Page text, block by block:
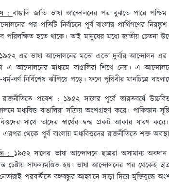
:বাঙালি জাতি ভাষা আন্দোলনের পর বুঝতে পারে পশ্চিম
পর প্রতিটি নির্বাচনে পূর্ব বাংলার প্রার্থিগণের
পরিলক্ষিত হতে থাকে। তাই মানুষের মধ্যে জাতীয় চেতনা
১৯৫২ এর ভাষা আন্দোলনের মতো এতো দুর্বার আন্দোলন এর
আন্দোলনের মাধ্যমে বাঙালিরা শিখে নেয়। এ
ধর্ম-বর্ণ নির্বিশেষ ঝাঁপিয়ে পড়ে। ফলে পৃথিবীর মানচিত্রে
রাজনীতিতে প্রবেশ :১৯৫২ সালের পূর্বে ভারতবর্ষে
মধ্যবিত্ত বাঙালিরা সক্রিয় অংশগ্রহণ করে। পাকিস্তান
সাথে তাদের স্বার্থের দ্বন্দ্ব প্রকট আকার ধারণ
থেকে পূর্ব বাংলায় মধ্যবিত্তদের রাজনীতিতে শক্ত
:১৯৫২ সালের ভাষা আন্দোলনে ছাত্ররা অসামান্য
চেষ্টায় সাফল্যমণ্ডিত হয়। ভাষা আন্দোলনের পর থেকেই
পরবর্তীতে বঙ্গবন্ধুর আহ্বানে সাড়া দিয়ে মুক্তিযুদ্ধে